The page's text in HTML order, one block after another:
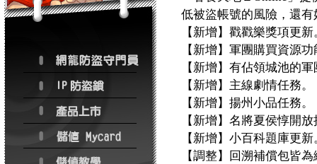
低被盜帳號的風險，還
【新增】戳戳樂獎項更新
【新增】軍團購買資源
【新增】有佔領城池的
【新增】主線劇情任務。
【新增】揚州小品任務。
【新增】名將夏侯惇開
【新增】小百科題庫更新
【調整】回溯補償包皆